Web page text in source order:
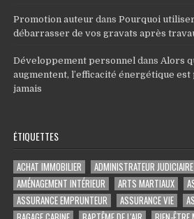
Promotion auteur dansPourquoi
débarrasser de vos gravats après
Développement personnel dans Alors
augmentent, l’efficacité énergétique
jamais
ÉTIQUETTES
ACHAT IMMOBILIER
ADMINISTRATEUR JUDICIAIRE
AMÉNAGEMENT INTÉRIEUR
ARTS MARTIAUX
ASSURANCE EMPRUNTEUR
ASSURANCE VIE